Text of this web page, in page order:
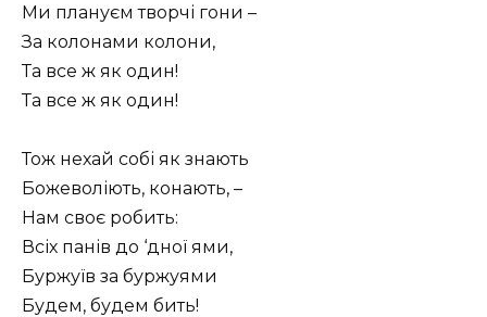
Ми плануєм творчі гони –
За колонами колони,
Та все ж як один!
Та все ж як один!
Тож нехай собі як знають
Божеволіють, конають, –
Нам своє робить:
Всіх панів до ‘дної ями,
Буржуїв за буржуями
Будем, будем бить!